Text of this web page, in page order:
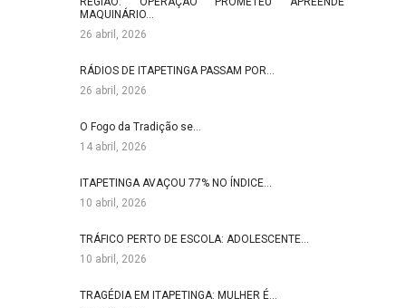
MAQUINÁRIO…
26 abril, 2026
RÁDIOS DE ITAPETINGA PASSAM POR…
26 abril, 2026
O Fogo da Tradição se…
14 abril, 2026
ITAPETINGA AVAÇOU 77% NO ÍNDICE…
10 abril, 2026
TRÁFICO PERTO DE ESCOLA: ADOLESCENTE…
10 abril, 2026
TRAGÉDIA EM ITAPETINGA: MULHER É…